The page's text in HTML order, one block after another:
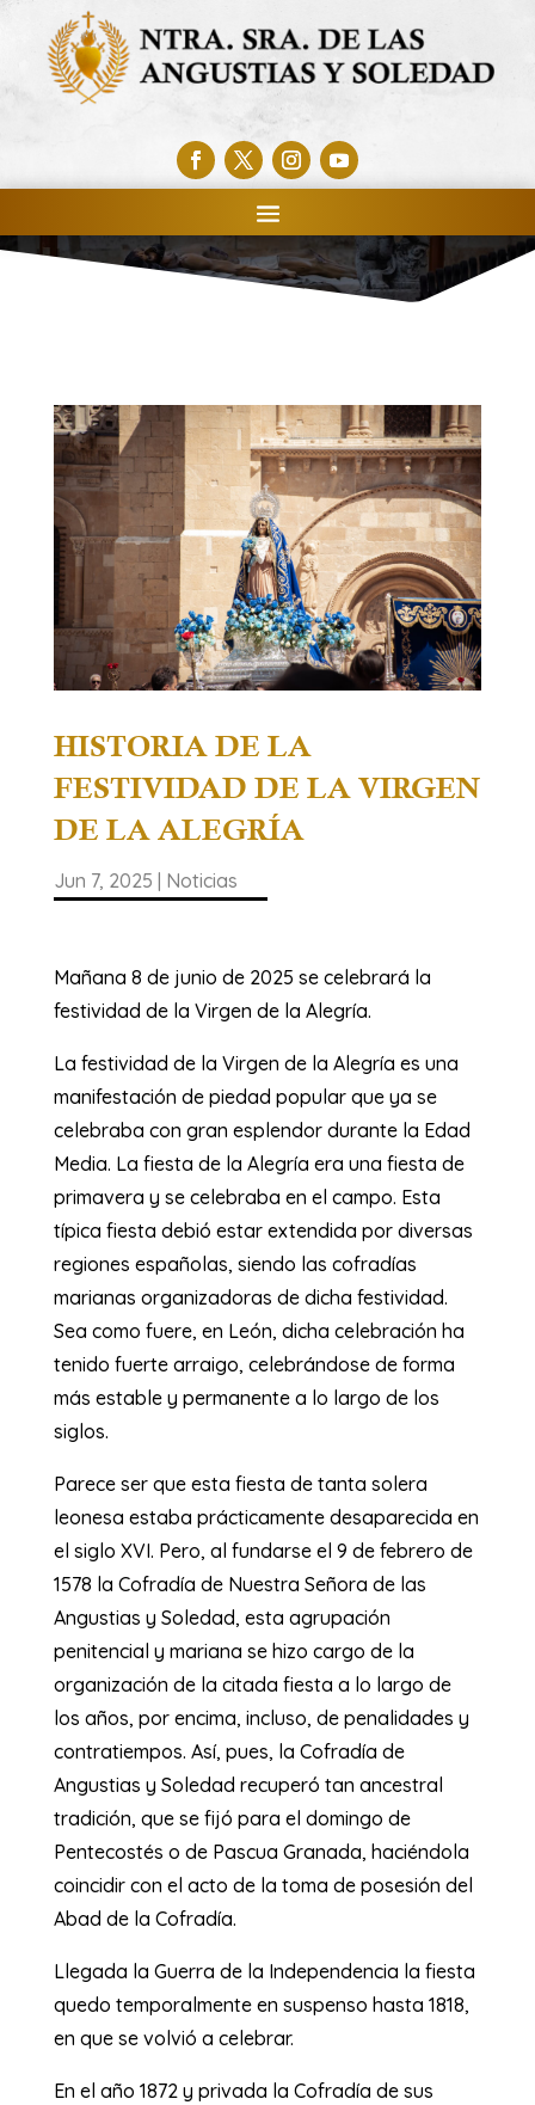
HISTORIA DE LA
FESTIVIDAD DE LA VIRGEN
DE LA ALEGRÍA
Jun 7, 2025 Noticias
Mañana 8 de junio de 2025 se celebrará la
festividad de la Virgen de la Alegría.
La festividad de la Virgen de la Alegría es una
manifestación de piedad popular que ya se
celebraba con gran esplendor durante la Edad
Media. La fiesta de la Alegría era una fiesta de
primavera y se celebraba en el campo. Esta
típica fiesta debió estar extendida por diversas
regiones españolas, siendo las cofradías
marianas organizadoras de dicha festividad.
Sea como fuere, en León, dicha celebración ha
tenido fuerte arraigo, celebrándose de forma
más estable y permanente a lo largo de los
siglos.
Parece ser que esta fiesta de tanta solera
leonesa estaba prácticamente desaparecida en
el siglo XVI. Pero, al fundarse el 9 de febrero de
1578 la Cofradía de Nuestra Señora de las
Angustias y Soledad, esta agrupación
penitencial y mariana se hizo cargo de la
organización de la citada fiesta a lo largo de
los años, por encima, incluso, de penalidades y
contratiempos. Así, pues, la Cofradía de
Angustias y Soledad recuperó tan ancestral
tradición, que se fijó para el domingo de
Pentecostés o de Pascua Granada, haciéndola
coincidir con el acto de la toma de posesión del
Abad de la Cofradía.
Llegada la Guerra de la Independencia la fiesta
quedo temporalmente en suspenso hasta 1818,
en que se volvió a celebrar.
En el año 1872 y privada la Cofradía de sus